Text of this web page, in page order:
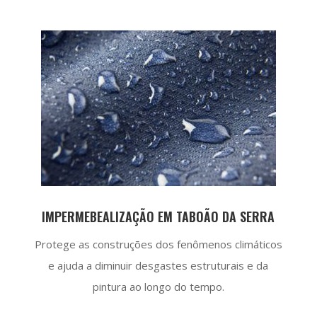
IMPERMEBEALIZAÇÃO EM TABOÃO DA SERRA
Protege as construções dos fenômenos climáticos
e ajuda a diminuir desgastes estruturais e da
pintura ao longo do tempo.